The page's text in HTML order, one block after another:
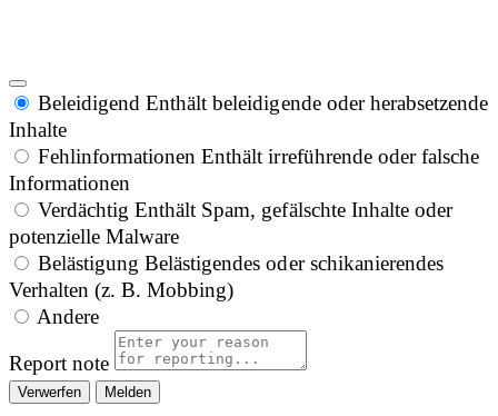
Beleidigend Enthält beleidigende oder herabsetzende
Inhalte
Fehlinformationen Enthält irreführende oder falsche
Informationen
Verdächtig Enthält Spam, gefälschte Inhalte oder
potenzielle Malware
Belästigung Belästigendes oder schikanierendes
Verhalten (z. B. Mobbing)
Andere
Report note
Melden